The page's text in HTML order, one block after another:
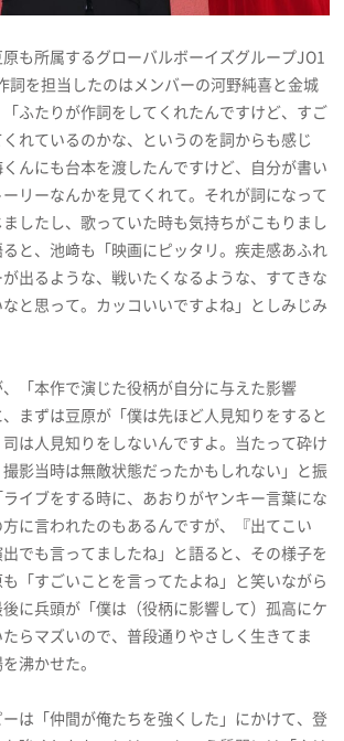
も所属するグローバルボーイズグループJO1
詞を担当したのはメンバーの河野純喜と金城
ふたりが作詞をしてくれたんですけど、すご
れているのかな、というのを詞からも感じ
んにも台本を渡したんですけど、自分が書い
リーなんかを見てくれて。それが詞になって
したし、歌っていた時も気持ちがこもりまし
と、池﨑も「映画にピッタリ。疾走感あふれ
出るような、戦いたくなるような、すてきな
と思って。カッコいいですよね」としみじみ
「本作で演じた役柄が自分に与えた影響
まずは豆原が「僕は先ほど人見知りをすると
は人見知りをしないんですよ。当たって砕け
影当時は無敵状態だったかもしれない」と振
イブをする時に、あおりがヤンキー言葉にな
に言われたのもあるんですが、『出てこい
でも言ってましたね」と語ると、その様子を
「すごいことを言ってたよね」と笑いながら
に兵頭が「僕は（役柄に影響して）孤高にケ
らマズいので、普段通りやさしく生きてま
沸かせた。
は「仲間が俺たちを強くした」にかけて、登